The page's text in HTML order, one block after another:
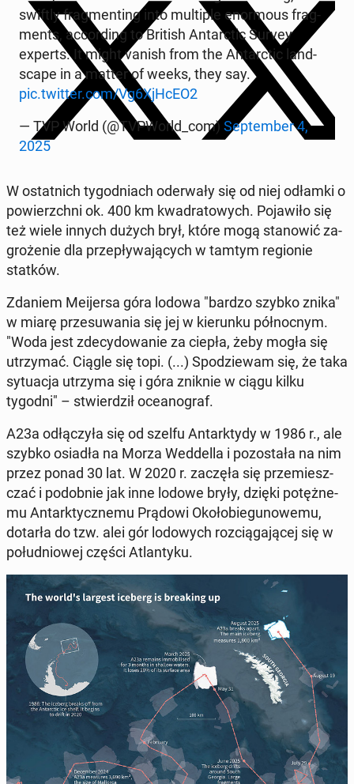
swiftly frag­men­ting into mul­ti­ple enor­mo­us frag­
ments, ac­cor­ding to British An­tarc­tic Survey
experts. It might vanish from the An­tarc­tic land­
sca­pe in a matter of weeks, they say.
pic.twitter.com/Vg6XjHcEO2
— TVP World (@TVPWorld_com) Sep­tem­ber 4,
2025
W ostat­nich ty­go­dniach ode­rwa­ły się od niej odłamki o
po­wierzch­ni ok. 400 km kwa­dra­to­wych. Po­ja­wi­ło się
też wiele innych dużych brył, które mogą sta­no­wić za­
gro­że­nie dla prze­pły­wa­ją­cych w tamtym re­gio­nie
statków.
Zdaniem Me­ijer­sa góra lodowa "bardzo szybko znika"
w miarę prze­su­wa­nia się jej w kie­run­ku pół­noc­nym.
"Woda jest zde­cy­do­wa­nie za ciepła, żeby mogła się
utrzy­mać. Ciągle się topi. (...) Spo­dzie­wam się, że taka
sy­tu­acja utrzyma się i góra zniknie w ciągu kilku
tygodni" – stwier­dził oce­ano­graf.
A23a odłą­czy­ła się od szelfu An­tark­ty­dy w 1986 r., ale
szybko osiadła na Morza Wed­del­la i po­zo­sta­ła na nim
przez ponad 30 lat. W 2020 r. zaczęła się prze­miesz­
czać i po­dob­nie jak inne lodowe bryły, dzięki po­tęż­ne­
mu An­tark­tycz­ne­mu Prądowi Oko­ło­bie­gu­no­we­mu,
dotarła do tzw. alei gór lo­do­wych roz­cią­ga­ją­cej się w
po­łu­dnio­wej części Atlan­ty­ku.